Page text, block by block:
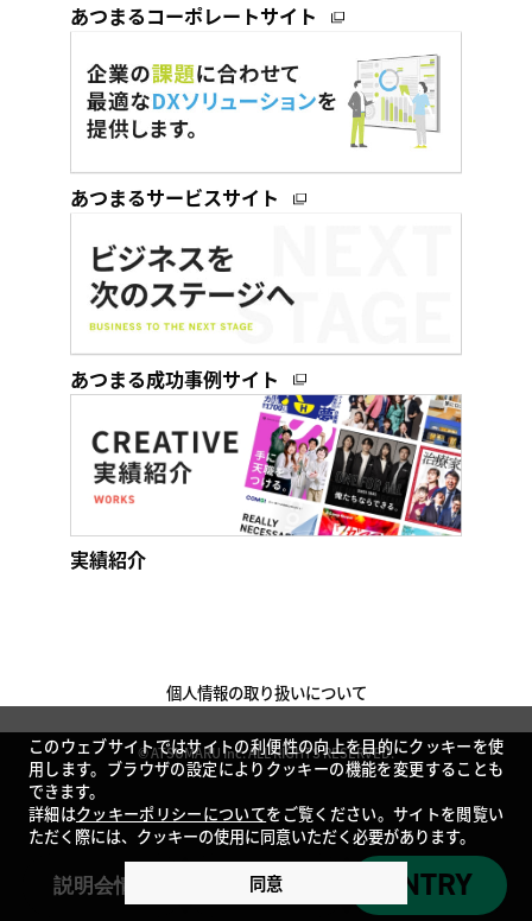
あつまるコーポレートサイト
あつまるサービスサイト
あつまる成功事例サイト
実績紹介
個人情報の取り扱いについて
© ATSUMARU Inc. ALL RIGHTS RESERVED.
説明会情報 募集要項 ENTRY
このウェブサイトではサイトの利便性の向上を目的にクッキーを使
用します。ブラウザの設定によりクッキーの機能を変更することも
できます。
詳細はクッキーポリシーについてをご覧ください。サイトを閲覧い
ただく際には、クッキーの使用に同意いただく必要があります。
同意